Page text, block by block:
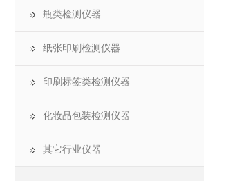
瓶类检测仪器
纸张印刷检测仪器
印刷标签类检测仪器
化妆品包装检测仪器
其它行业仪器